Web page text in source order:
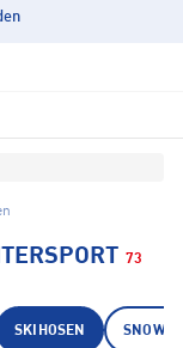
73
SKIHOSEN